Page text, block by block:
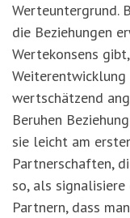
Werteuntergrund.
die Beziehungen
Wertekonsens
wertschätzend
Beruhen
sie leicht am
Partnerschaften,
so, als signalisiere
Partnern, dass